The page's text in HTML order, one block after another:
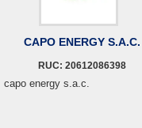
CAPO ENERGY S.A.C.
RUC: 20612086398
capo energy s.a.c.